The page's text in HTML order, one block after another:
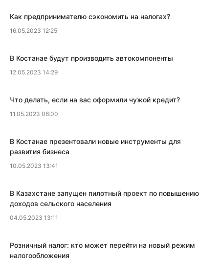
​Как предпринимателю сэкономить на налогах?
16.05.2023 12:25
​В Костанае будут производить автокомпоненты
12.05.2023 14:29
Что делать, если на вас оформили чужой кредит?
11.05.2023 06:00
​В Костанае презентовали новые инструменты для
развития бизнеса
10.05.2023 13:41
В Казахстане запущен пилотный проект по повышению
доходов сельского населения
04.05.2023 13:11
​Розничный налог: кто может перейти на новый режим
налогообложения